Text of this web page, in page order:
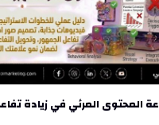
المحتوى المرئي في زيادة